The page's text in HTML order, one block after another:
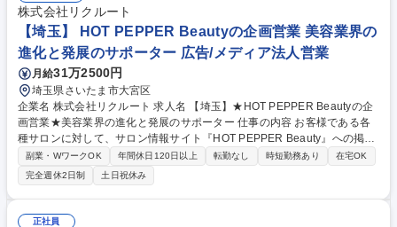
当） ■物販・飲食テナントの誘致、運営管理 など 募集職種 【アート作品
の提案・販売】年休124日/寺田倉庫運営アートカフェ
株式会社リクルート
【埼玉】 HOT PEPPER Beautyの企画営業 美容業界の
進化と発展のサポーター 広告/メディア法人営業
月給31万2500円
埼玉県さいたま市大宮区
企業名 株式会社リクルート 求人名 【埼玉】★HOT PEPPER Beautyの企
画営業★美容業界の進化と発展のサポーター 仕事の内容 お客様である各
種サロンに対して、サロン情報サイト『HOT PEPPER Beauty』への掲載
などを通して、業界や担当地域のトレンドを把握し、クライアントの課題
に対して具体的な解決策を提案していただきます。 各種美容系サロンクラ
イアントへ新規・既存営業をお任せします。ただサービスを売るのではな
く、店舗集客UPの課題解決提案を行います。より効果のある記事提案/キ
ャンペーンや特別メニューの提案/店舗ブランディング企画提案等にも挑戦
副業・WワークOK 年間休日120日以上 転勤なし 時短勤務あり
在宅OK
完全週休2日制
土日祝休み
正社員